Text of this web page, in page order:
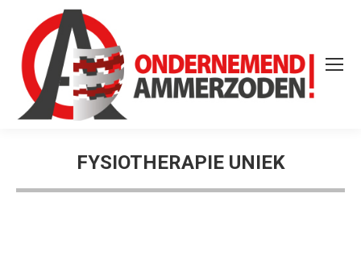
FYSIOTHERAPIE UNIEK